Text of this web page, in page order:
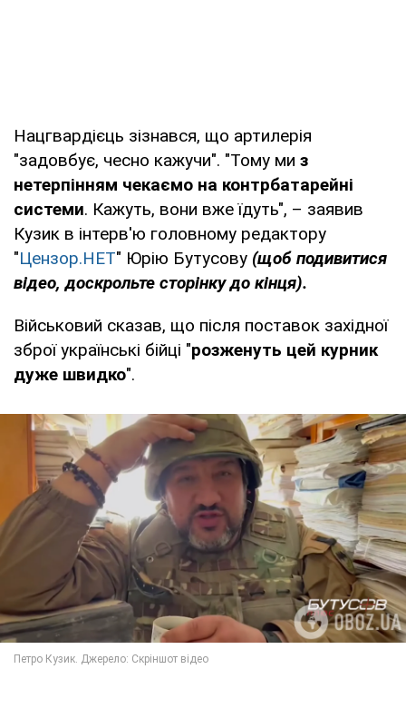
Нацгвардієць зізнався, що артилерія
"задовбує, чесно кажучи". "Тому ми з
нетерпінням чекаємо на контрбатарейні
системи. Кажуть, вони вже їдуть", – заявив
Кузик в інтерв'ю головному редактору
"Цензор.НЕТ" Юрію Бутусову (щоб подивитися
відео, доскрольте сторінку до кінця).
Військовий сказав, що після поставок західної
зброї українські бійці "розженуть цей курник
дуже швидко".